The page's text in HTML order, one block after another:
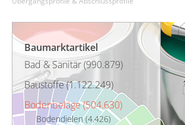
Baumarktartikel
Bad & Sanitär (990.879)
Baustoffe (1.122.249)
Bodenbeläge (504.630)
Bodendielen (4.426)